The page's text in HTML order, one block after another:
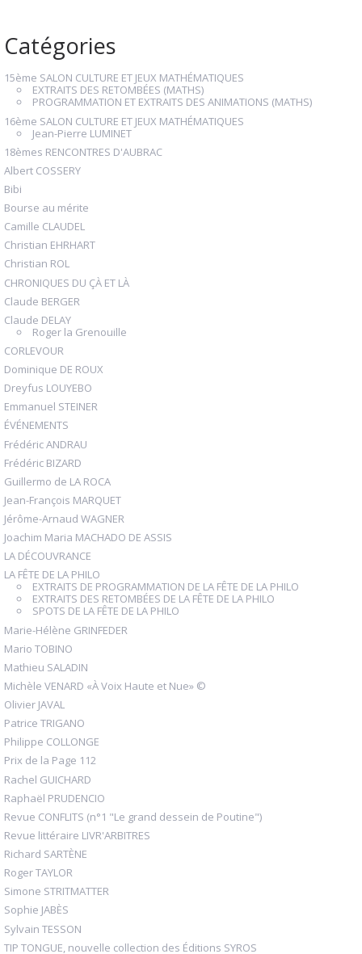
Catégories
15ème SALON CULTURE ET JEUX MATHÉMATIQUES
EXTRAITS DES RETOMBÉES (MATHS)
PROGRAMMATION ET EXTRAITS DES ANIMATIONS (MATHS)
16ème SALON CULTURE ET JEUX MATHÉMATIQUES
Jean-Pierre LUMINET
18èmes RENCONTRES D'AUBRAC
Albert COSSERY
Bibi
Bourse au mérite
Camille CLAUDEL
Christian EHRHART
Christian ROL
CHRONIQUES DU ÇÀ ET LÀ
Claude BERGER
Claude DELAY
Roger la Grenouille
CORLEVOUR
Dominique DE ROUX
Dreyfus LOUYEBO
Emmanuel STEINER
ÉVÉNEMENTS
Frédéric ANDRAU
Frédéric BIZARD
Guillermo de LA ROCA
Jean-François MARQUET
Jérôme-Arnaud WAGNER
Joachim Maria MACHADO DE ASSIS
LA DÉCOUVRANCE
LA FÊTE DE LA PHILO
EXTRAITS DE PROGRAMMATION DE LA FÊTE DE LA PHILO
EXTRAITS DES RETOMBÉES DE LA FÊTE DE LA PHILO
SPOTS DE LA FÊTE DE LA PHILO
Marie-Hélène GRINFEDER
Mario TOBINO
Mathieu SALADIN
Michèle VENARD «À Voix Haute et Nue» ©
Olivier JAVAL
Patrice TRIGANO
Philippe COLLONGE
Prix de la Page 112
Rachel GUICHARD
Raphaël PRUDENCIO
Revue CONFLITS (n°1 "Le grand dessein de Poutine")
Revue littéraire LIVR'ARBITRES
Richard SARTÈNE
Roger TAYLOR
Simone STRITMATTER
Sophie JABÈS
Sylvain TESSON
TIP TONGUE, nouvelle collection des Éditions SYROS